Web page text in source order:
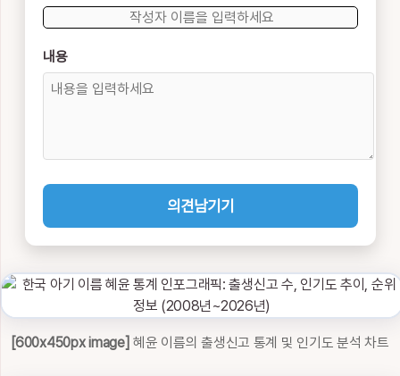
내용
의견남기기
[600x450px image] 혜윤 이름의 출생신고 통계 및 인기도 분석 차트